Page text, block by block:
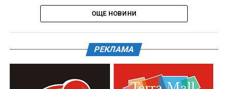
ОЩЕ НОВИНИ
РЕКЛАМА